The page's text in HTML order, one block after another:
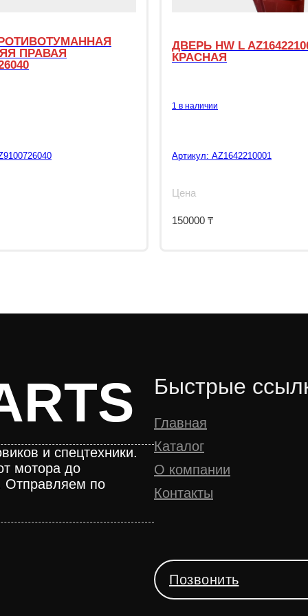
ПРАВАЯ
ДВЕРЬ HW L
КРАСНАЯ
1 в наличии
Артикул: AZ1642210001
Цена
150000 ₸
и спецтехники.
мотора до
Отправляем по
Быстрые
Главная
Каталог
О компании
Контакты
Позвонить